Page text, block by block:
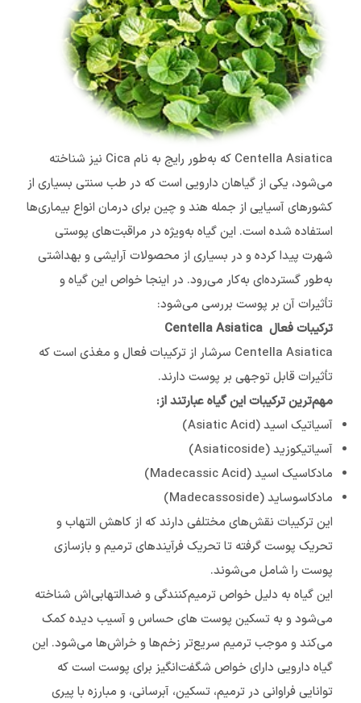
Centella Asiatica که به‌طور رایج به نام Cica نیز شناخته
می‌شود، یکی از گیاهان دارویی است که در طب سنتی بسیاری از
کشورهای آسیایی از جمله هند و چین برای درمان انواع بیماری‌ها
استفاده شده است. این گیاه به‌ویژه در مراقبت‌های پوستی
شهرت پیدا کرده و در بسیاری از محصولات آرایشی و بهداشتی
به‌طور گسترده‌ای به‌کار می‌رود. در اینجا خواص این گیاه و
تأثیرات آن بر پوست بررسی می‌شود:
ترکیبات فعال Centella Asiatica
Centella Asiatica سرشار از ترکیبات فعال و مغذی است که
تأثیرات قابل توجهی بر پوست دارند.
مهم‌ترین ترکیبات این گیاه عبارتند از:
آسیاتیک اسید (Asiatic Acid)
آسیاتیکوزید (Asiaticoside)
مادکاسیک اسید (Madecassic Acid)
مادکاسوساید (Madecassoside)
این ترکیبات نقش‌های مختلفی دارند که از کاهش التهاب و
تحریک پوست گرفته تا تحریک فرآیندهای ترمیم و بازسازی
پوست را شامل می‌شوند.
این گیاه به دلیل خواص ترمیم‌کنندگی و ضدالتهابی‌اش شناخته
می‌شود و به تسکین پوست های حساس و آسیب دیده کمک
می‌کند و موجب ترمیم سریع‌تر زخم‌ها و خراش‌ها می‌شود. این
گیاه دارویی دارای خواص شگفت‌انگیز برای پوست است که
توانایی‌ فراوانی در ترمیم، تسکین، آبرسانی، و مبارزه با پیری